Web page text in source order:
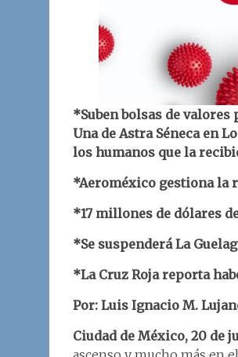
*Suben bolsas de
Una de Astra Séneca en
los humanos que la
*Aeroméxico gestiona la
*17 millones de dólares
*Se suspenderá La
*La Cruz Roja reporta
Por: Luis Ignacio M.
Ciudad de México, 20 de